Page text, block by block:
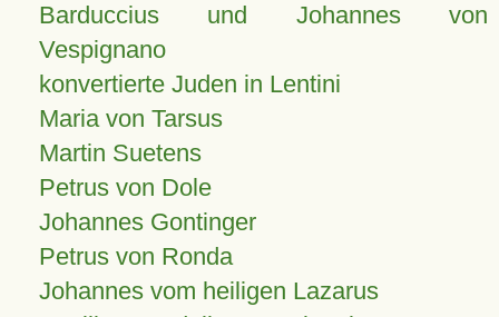
Barduccius und Johannes von
Vespignano
konvertierte Juden in Lentini
Maria von Tarsus
Martin Suetens
Petrus von Dole
Johannes Gontinger
Petrus von Ronda
Johannes vom heiligen Lazarus